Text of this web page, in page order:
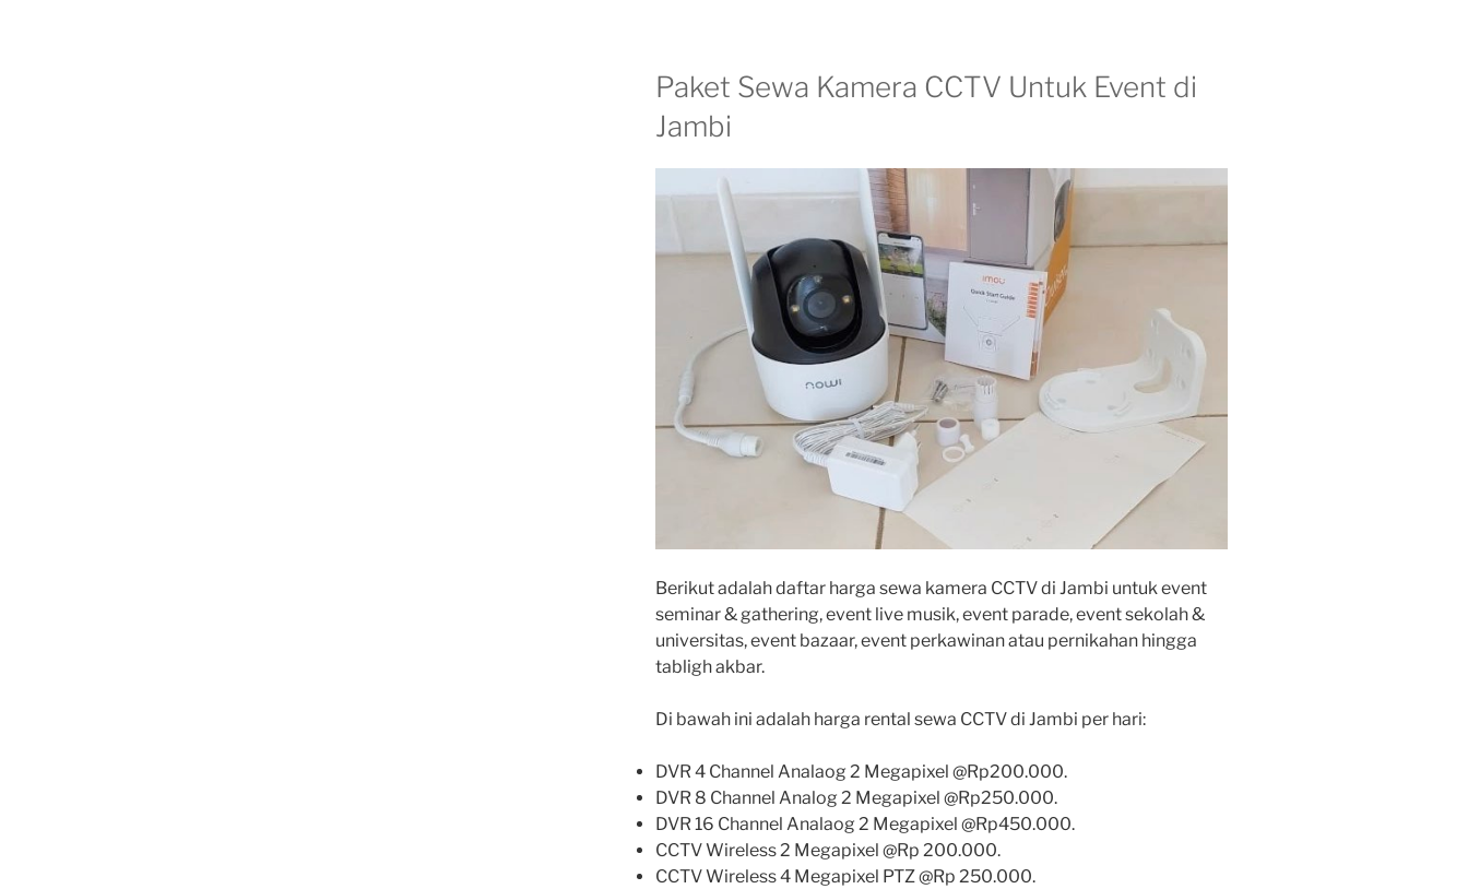
Paket Sewa Kamera CCTV Untuk Event di
Jambi
Berikut adalah daftar harga sewa kamera CCTV di Jambi untuk event
seminar & gathering, event live musik, event parade, event sekolah &
universitas, event bazaar, event perkawinan atau pernikahan hingga
tabligh akbar.
Di bawah ini adalah harga rental sewa CCTV di Jambi per hari:
DVR 4 Channel Analaog 2 Megapixel @Rp200.000.
DVR 8 Channel Analog 2 Megapixel @Rp250.000.
DVR 16 Channel Analaog 2 Megapixel @Rp450.000.
CCTV Wireless 2 Megapixel @Rp 200.000.
CCTV Wireless 4 Megapixel PTZ @Rp 250.000.